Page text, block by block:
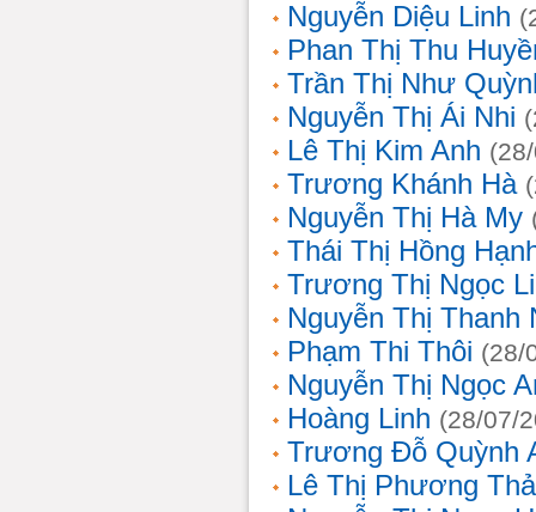
Nguyễn Diệu Linh
Phan Thị Thu
Trần Thị Như
Nguyễn Thị Ái Nhi
Lê Thị Kim Anh
Trương Khánh Hà
Nguyễn Thị Hà My
Thái Thị Hồng
Trương Thị Ngọc
Nguyễn Thị Thanh
Phạm Thi Thôi (28/
Nguyễn Thị Ngọc
Hoàng Linh (28/07/
Trương Đỗ Quỳnh
Lê Thị Phương